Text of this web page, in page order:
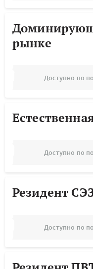
рынке
Доступно по
Доступно по
Резидент
Доступно по